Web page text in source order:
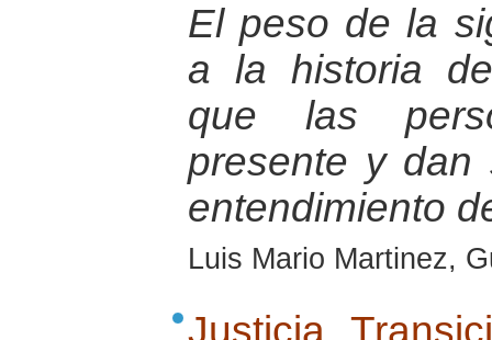
El peso de la
a la historia
que las
presente y
entendimiento
Luis Mario Martinez,
Justicia